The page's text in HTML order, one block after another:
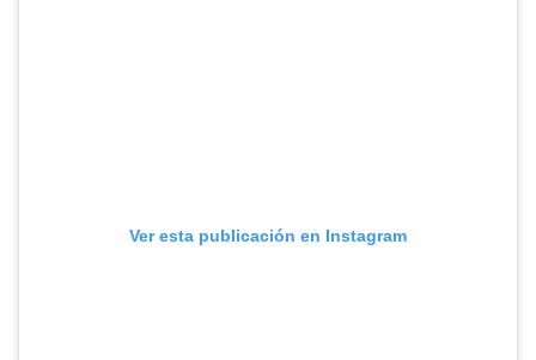
Ver esta publicación en Instagram